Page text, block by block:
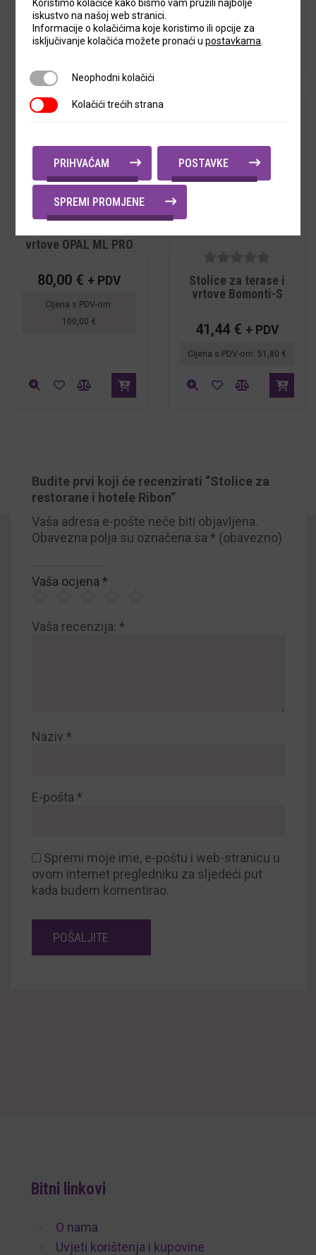
Cijena s PDV-om:48,90 €
5
vrtove OPAL ML PRO
80,00 € + PDV
Cijena s PDV-om:
100,00 €
5out of
5
Stolice za terase i
vrtove Bomonti-S
41,44 € + PDV
Cijena s PDV-om: 51,80 €
Budite prvi koji će recenzirati “Stolice za
restorane i hotele Ribon”
Vaša adresa e-pošte neće biti objavljena.
Obavezna polja su označena sa * (obavezno)
Vaša ocjena *
Vaša recenzija: *
Naziv *
E-pošta *
Spremi moje ime, e-poštu i web-stranicu u
ovom internet pregledniku za sljedeći put
kada budem komentirao.
Bitni linkovi
O nama
Uvjeti korištenja i kupovine
Koristimo kolačiće kako bismo vam pružili najbolje
iskustvo na našoj web stranici.
Informacije o kolačićima koje koristimo ili opcije za
isključivanje kolačića možete pronaći upostavkama
Neophodni kolačići
Neophodni kolačići
Kolačići trećih strana
Kolačići trećih strana
PRIHVAĆAM POSTAVKE
SPREMI PROMJENE